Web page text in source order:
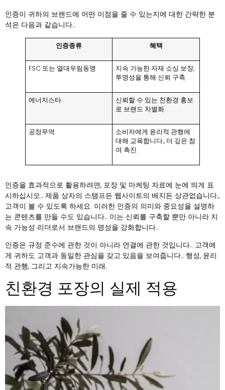
인증이 귀하의 브랜드에 어떤 이점을 줄 수 있는지에 대한 간략한 분
석은 다음과 같습니다.:
인증종류 혜택
FSC 또는 열대우림동맹
지속 가능한 자재 소싱 보장,
투명성을 통해 신뢰 구축.
에너지스타
신뢰할 수 있는 친환경 홍보
로 브랜드 차별화.
공정무역
소비자에게 윤리적 관행에
대해 교육합니다., 더 깊은 참
여 촉진.
인증을 효과적으로 활용하려면, 포장 및 마케팅 자료에 눈에 띄게 표
시하십시오.. 제품 상자의 스탬프든 웹사이트의 배지든 상관없습니다.,
고객이 볼 수 있도록 하세요. 이러한 인증의 의미와 중요성을 설명하
는 콘텐츠를 만들 수도 있습니다.. 이는 신뢰를 구축할 뿐만 아니라 지
속 가능성 리더로서 브랜드의 명성을 강화합니다..
인증은 규정 준수에 관한 것이 아니라 연결에 관한 것입니다.. 고객에
게 귀하도 고객과 동일한 관심을 갖고 있음을 보여줍니다.: 행성, 윤리
적 관행, 그리고 지속가능한 미래.
친환경 포장의 실제 적용